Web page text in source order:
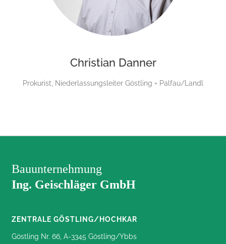
Christian Danner
Prokurist, Niederlassungsleiter Göstling + Palfau/Landl
Bauunternehmung
Ing. Geischläger GmbH
ZENTRALE GÖSTLING/HOCHKAR
Göstling Nr. 66, A-3345 Göstling/Ybbs